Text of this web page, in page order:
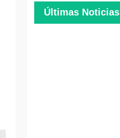
Últimas Noticias